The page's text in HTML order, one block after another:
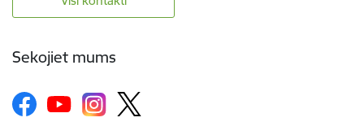
Sekojiet mums